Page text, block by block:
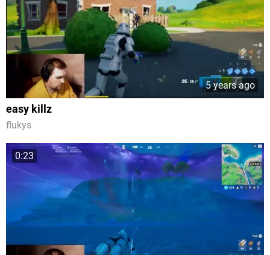
5 years ago
easy killz
flukys
0:23